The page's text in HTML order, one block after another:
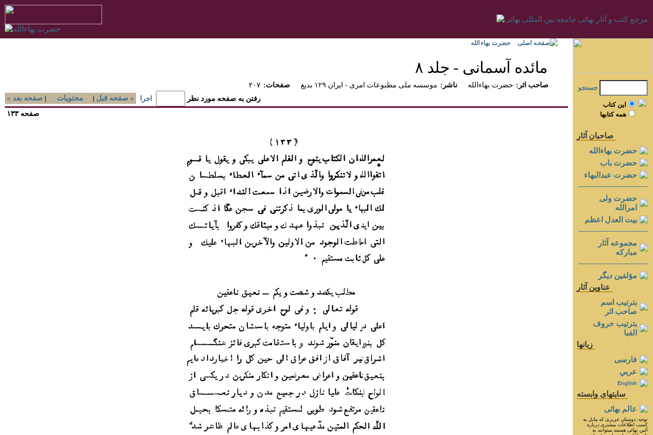
صفحه اصلی حضرت بهاءالله
مائده آسمانى - جلد ۸
۲۰۷ :صفحات موسسه ملی مطبوعات امری - ايران ۱۲۹ بديع :ناشر حضرت بهاءالله
:صاحب اثر
« صفحه بعد | محتويات | صفحه قبل » رفتن به صفحه مورد نظر
اجرا
جستجو
اين کتاب
همه کتابها
صاحبان آثار
حضرت بهاءالله
حضرت باب
حضرت عبدالبهاء
حضرت ولی
امرالله
بيت العدل اعظم
مجموعه آثار
مباركه
مؤلفين ديگر
عناوين آثار
بترتيب اسم
صاحب اثر
بترتيب حروف
الفبا
زبانها
فارسی
عربي
English
سايتهای وابسته
عالم بهائی
توجه: دوستان عزيزى كه مايل به
كسب اطلاعات بيشترى درباره
آئين بهائى هستند ميتوانند به